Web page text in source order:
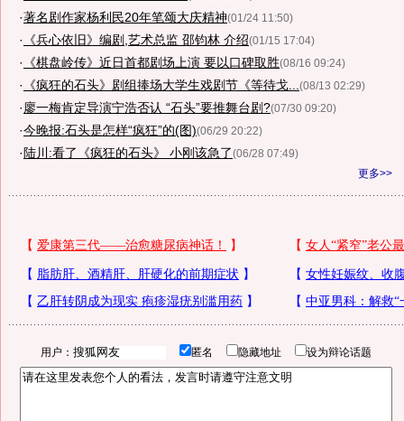
·著名剧作家杨利民20年笔颂大庆精神(01/24 11:50)
· 《兵心依旧》编剧,艺术总监 邵钧林 介绍(01/15 17:04)
· 《棋盘岭传》近日首都剧场上演 要以口碑取胜(08/16 09:24)
· 《疯狂的石头》剧组捧场大学生戏剧节《等待戈... (08/13 02:29)
·廖一梅肯定导演宁浩否认 “石头”要推舞台剧?(07/30 09:20)
·今晚报:石头是怎样“疯狂”的(图)(06/29 20:22)
· 陆川:看了《疯狂的石头》 小刚该急了(06/28 07:49)
更多>>
用户： 匿名 隐藏地址 设为辩论话题